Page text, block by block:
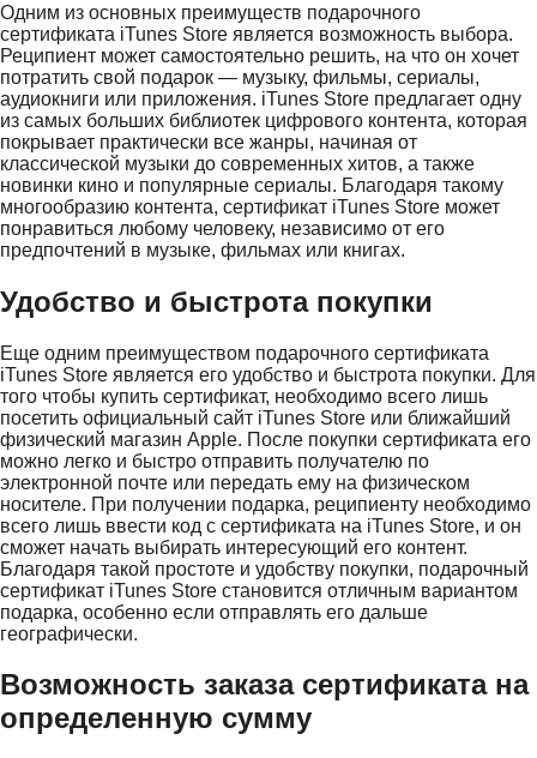
Одним из основных преимуществ подарочного
сертификата iTunes Store является возможность выбора.
Реципиент может самостоятельно решить, на что он хочет
потратить свой подарок — музыку, фильмы, сериалы,
аудиокниги или приложения. iTunes Store предлагает одну
из самых больших библиотек цифрового контента, которая
покрывает практически все жанры, начиная от
классической музыки до современных хитов, а также
новинки кино и популярные сериалы. Благодаря такому
многообразию контента, сертификат iTunes Store может
понравиться любому человеку, независимо от его
предпочтений в музыке, фильмах или книгах.
Удобство и быстрота покупки
Еще одним преимуществом подарочного сертификата
iTunes Store является его удобство и быстрота покупки. Для
того чтобы купить сертификат, необходимо всего лишь
посетить официальный сайт iTunes Store или ближайший
физический магазин Apple. После покупки сертификата его
можно легко и быстро отправить получателю по
электронной почте или передать ему на физическом
носителе. При получении подарка, реципиенту необходимо
всего лишь ввести код с сертификата на iTunes Store, и он
сможет начать выбирать интересующий его контент.
Благодаря такой простоте и удобству покупки, подарочный
сертификат iTunes Store становится отличным вариантом
подарка, особенно если отправлять его дальше
географически.
Возможность заказа сертификата на
определенную сумму